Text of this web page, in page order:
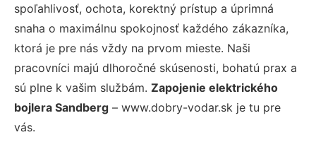
spoľahlivosť, ochota, korektný prístup a úprimná
snaha o maximálnu spokojnosť každého zákazníka,
ktorá je pre nás vždy na prvom mieste. Naši
pracovníci majú dlhoročné skúsenosti, bohatú prax a
sú plne k vašim službám. Zapojenie elektrického
bojlera Sandberg – www.dobry-vodar.sk je tu pre
vás.